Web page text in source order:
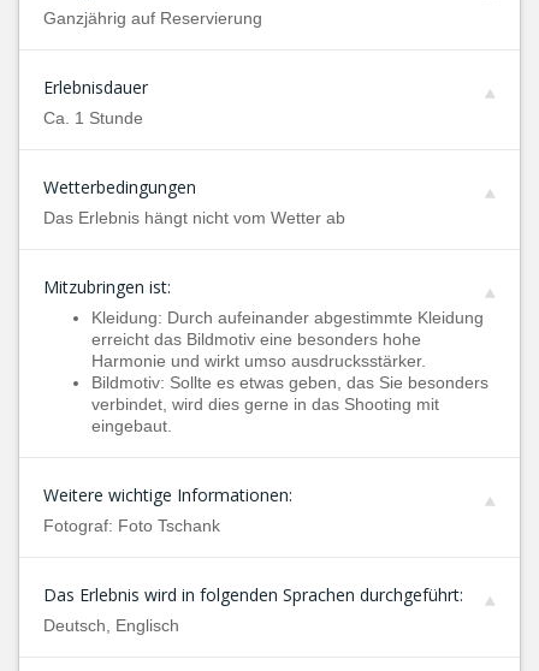
Ganzjährig auf Reservierung
Erlebnisdauer
Ca. 1 Stunde
Wetterbedingungen
Das Erlebnis hängt nicht vom Wetter ab
Mitzubringen ist:
Kleidung: Durch aufeinander abgestimmte Kleidung
erreicht das Bildmotiv eine besonders hohe
Harmonie und wirkt umso ausdrucksstärker.
Bildmotiv: Sollte es etwas geben, das Sie besonders
verbindet, wird dies gerne in das Shooting mit
eingebaut.
Weitere wichtige Informationen:
Fotograf: Foto Tschank
Das Erlebnis wird in folgenden Sprachen durchgeführt:
Deutsch, Englisch